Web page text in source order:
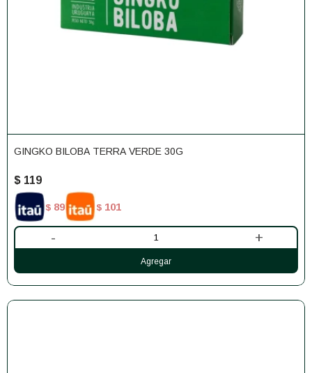
GINGKO BILOBA TERRA VERDE 30G
$ 119
$ 89 $ 101
- +